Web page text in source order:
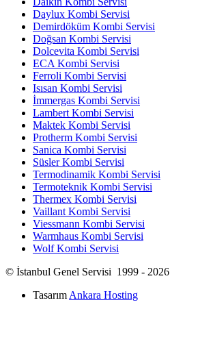
Daylux Kombi Servisi
Demirdöküm Kombi Servisi
Doğsan Kombi Servisi
Dolcevita Kombi Servisi
ECA Kombi Servisi
Ferroli Kombi Servisi
Isısan Kombi Servisi
İmmergas Kombi Servisi
Lambert Kombi Servisi
Maktek Kombi Servisi
Protherm Kombi Servisi
Sanica Kombi Servisi
Süsler Kombi Servisi
Termodinamik Kombi Servisi
Termoteknik Kombi Servisi
Thermex Kombi Servisi
Vaillant Kombi Servisi
Viessmann Kombi Servisi
Warmhaus Kombi Servisi
Wolf Kombi Servisi
© İstanbul Genel Servisi 1999 - 2026
Tasarım Ankara Hosting